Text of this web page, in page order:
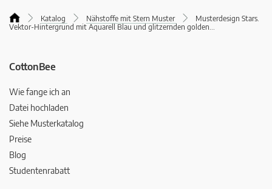
Katalog Nähstoffe mit Stern Muster
Musterdesign Stars.
Vektor-Hintergrund mit Aquarell Blau und glitzernden golden...
CottonBee
Wie fange ich an
Datei hochladen
Siehe Musterkatalog
Preise
Blog
Studentenrabatt